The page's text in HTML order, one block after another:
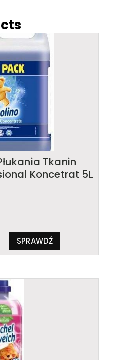
Tkanin
Koncetrat 5L
SPRAWDŹ